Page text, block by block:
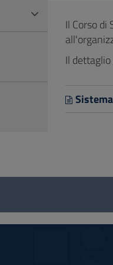
Il Corso
Il